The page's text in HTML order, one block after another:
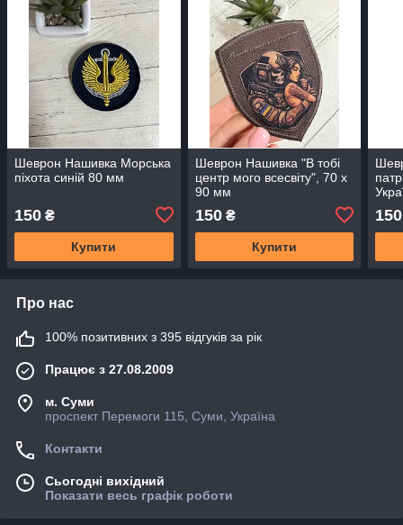
Шеврон Нашивка Морська
піхота синій 80 мм
150 ₴
Купити
Шеврон Нашивка "В тобі
центр мого всесвіту", 70 х
90 мм
150₴
Купити
150
Про нас
100% позитивних з 395 відгуків за рік
Працює з 27.08.2009
м. Суми
проспект Перемоги 115, Суми, Україна
Контакти
Сьогодні вихідний
Показати весь графік роботи